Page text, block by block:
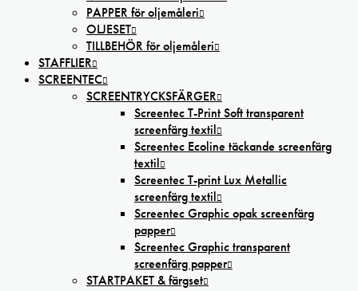
PAPPER för oljemåleri
OLJESET
TILLBEHÖR för oljemåleri
STAFFLIER
SCREENTEC
SCREENTRYCKSFÄRGER
Screentec T-Print Soft transparent
screenfärg textil
Screentec Ecoline täckande screenfärg
textil
Screentec T-print Lux Metallic
screenfärg textil
Screentec Graphic opak screenfärg
papper
Screentec Graphic transparent
screenfärg papper
STARTPAKET & färgset